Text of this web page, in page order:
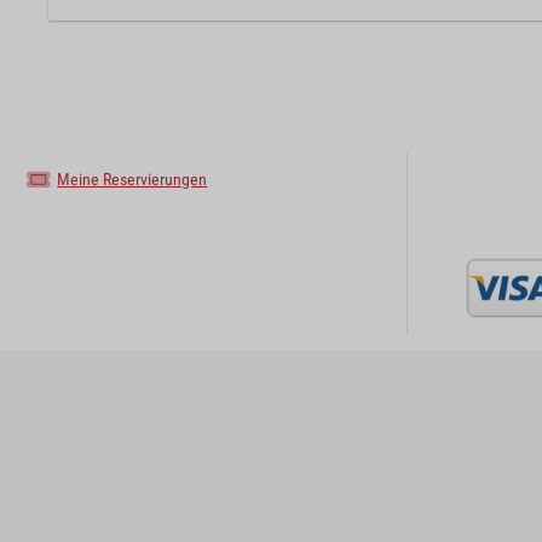
Meine Reservierungen